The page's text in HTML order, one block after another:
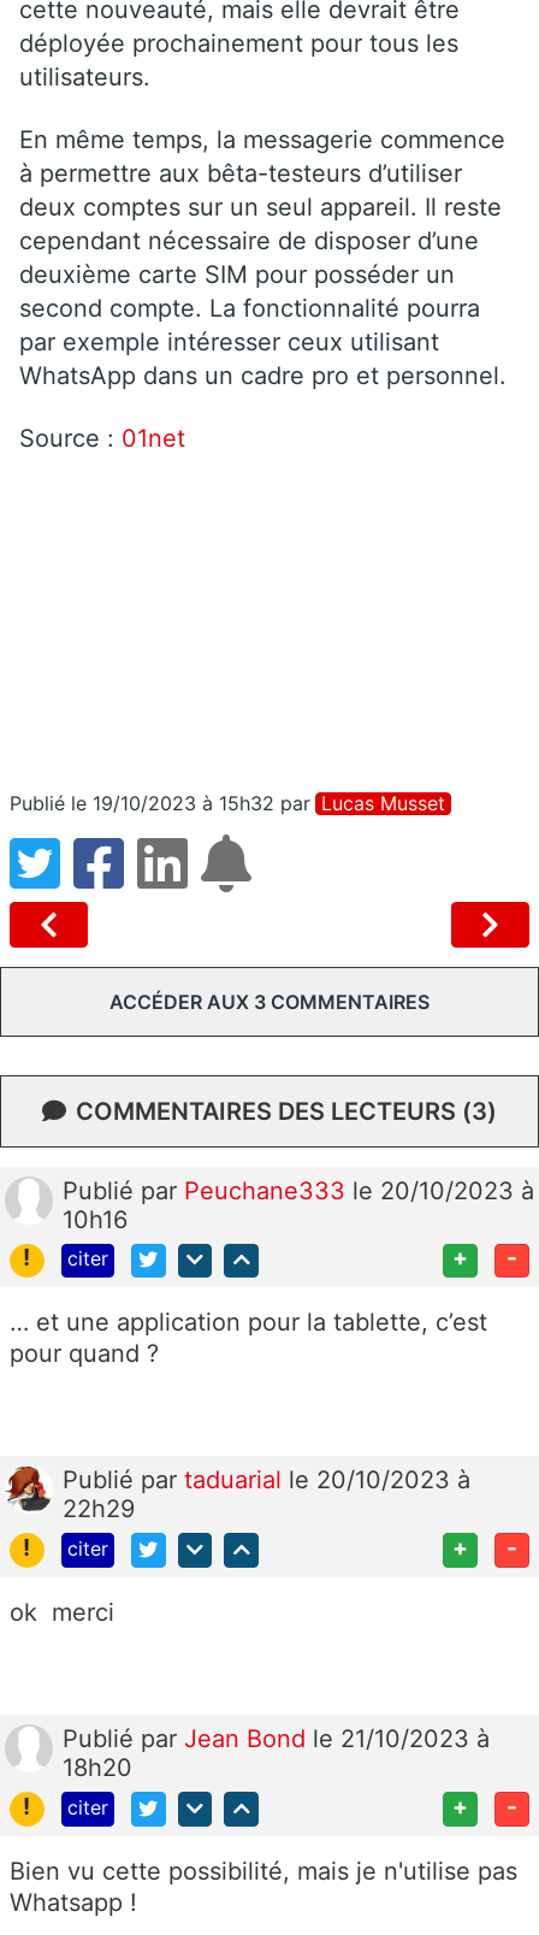
cette nouveauté, mais elle devrait être
déployée prochainement pour tous les
utilisateurs.
En même temps, la messagerie commence
à permettre aux bêta-testeurs d’utiliser
deux comptes sur un seul appareil. Il reste
cependant nécessaire de disposer d’une
deuxième carte SIM pour posséder un
second compte. La fonctionnalité pourra
par exemple intéresser ceux utilisant
WhatsApp dans un cadre pro et personnel.
Source : 01net
Publié le 19/10/2023 à 15h32 par Lucas Musset
ACCÉDER AUX 3 COMMENTAIRES
COMMENTAIRES DES LECTEURS (3)
Publié par Peuchane333 le 20/10/2023 à
10h16
!
citer + -
… et une application pour la tablette, c’est
pour quand ?
Publié par taduarial le 20/10/2023 à
22h29
!
citer + -
ok merci
Publié par Jean Bond le 21/10/2023 à
18h20
!
citer + -
Bien vu cette possibilité, mais je n'utilise pas
Whatsapp !